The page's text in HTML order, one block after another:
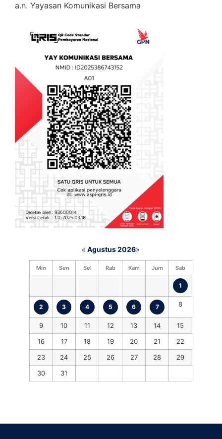
a.n. Yayasan Komunikasi Bersama
« Agustus 2026»
Min Sen Sel Rab Kam Jum Sab
1
2 3 4 5 6 7 8
9 10 11 12 13 14
15
16
17 18 19 20 21
22
23
24 25 26 27 28
29
30
31